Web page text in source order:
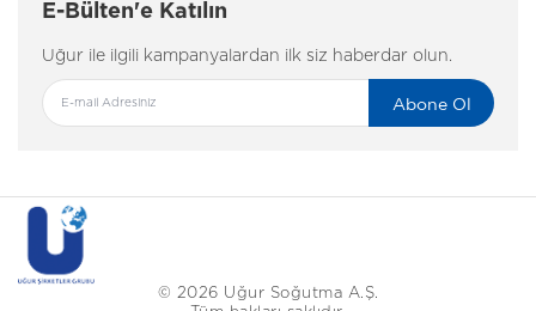
E-Bülten'e Katılın
Uğur ile ilgili kampanyalardan ilk siz haberdar olun.
Abone Ol
© 2026 Uğur Soğutma A.Ş.